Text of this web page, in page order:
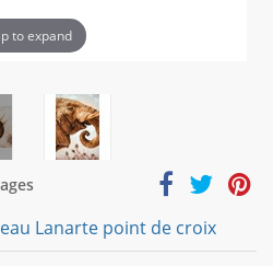
to expand
Lanarte point de croix